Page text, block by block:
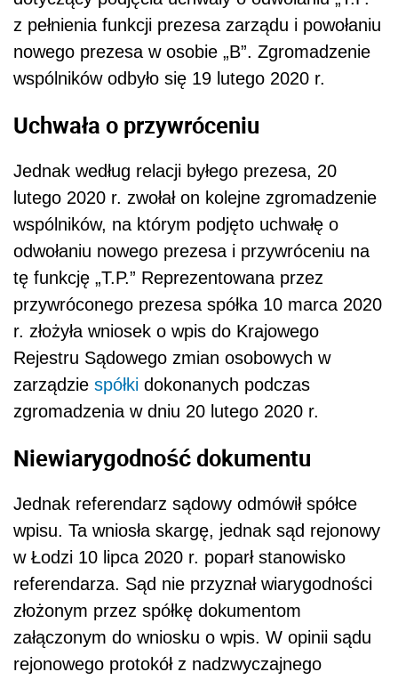
z pełnienia funkcji prezesa zarządu i powołaniu
nowego prezesa w osobie „B”. Zgromadzenie
wspólników odbyło się 19 lutego 2020 r.
Uchwała o przywróceniu
Jednak według relacji byłego prezesa, 20
lutego 2020 r. zwołał on kolejne zgromadzenie
wspólników, na którym podjęto uchwałę o
odwołaniu nowego prezesa i przywróceniu na
tę funkcję „T.P.” Reprezentowana przez
przywróconego prezesa spółka 10 marca 2020
r. złożyła wniosek o wpis do Krajowego
Rejestru Sądowego zmian osobowych w
zarządzie spółki dokonanych podczas
zgromadzenia w dniu 20 lutego 2020 r.
Niewiarygodność dokumentu
Jednak referendarz sądowy odmówił spółce
wpisu. Ta wniosła skargę, jednak sąd rejonowy
w Łodzi 10 lipca 2020 r. poparł stanowisko
referendarza. Sąd nie przyznał wiarygodności
złożonym przez spółkę dokumentom
załączonym do wniosku o wpis. W opinii sądu
rejonowego protokół z nadzwyczajnego